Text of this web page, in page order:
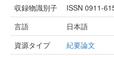
収録物識別子
ISSN 0911-
言語
日本語
資源タイプ
紀要論文